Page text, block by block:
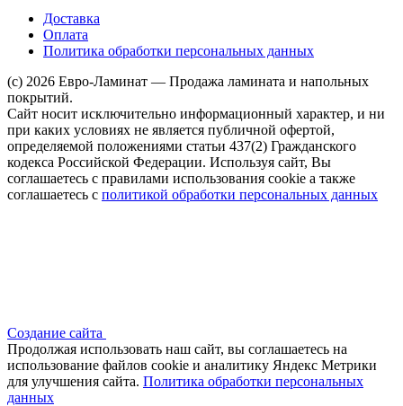
Доставка
Оплата
Политика обработки персональных данных
(c) 2026 Евро-Ламинат — Продажа ламината и напольных
покрытий.
Сайт носит исключительно информационный характер, и ни
при каких условиях не является публичной офертой,
определяемой положениями статьи 437(2) Гражданского
кодекса Российской Федерации. Используя сайт, Вы
соглашаетесь с правилами использования cookie а также
соглашаетесь с политикой обработки персональных данных
Создание сайта
Продолжая использовать наш сайт, вы соглашаетесь на
использование файлов сооkіе и аналитику Яндекс Метрики
для улучшения сайта. Политика обработки персональных
данных